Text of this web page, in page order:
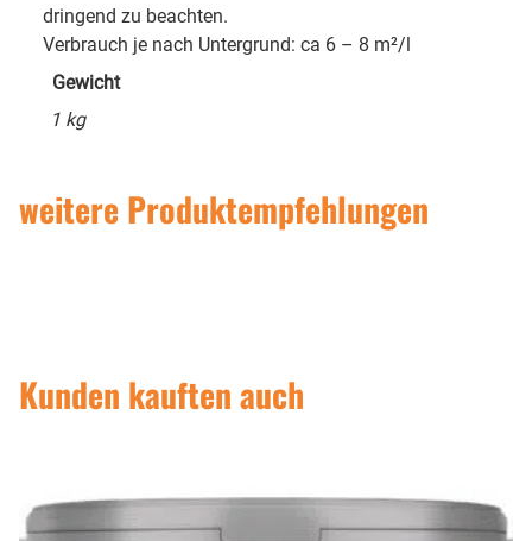
dringend zu beachten.
Verbrauch je nach Untergrund: ca 6 – 8 m²/l
Gewicht
1 kg
weitere Produktempfehlungen
Kunden kauften auch